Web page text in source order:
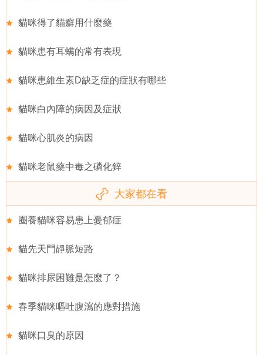
貓咪得了貓癬用什麼藥
貓咪患有耳螨的常有表現
貓咪患維生素D缺乏症的症狀有哪些
貓咪白內障的病因及症狀
貓咪心肌炎的病因
貓咪老鼠藥中毒之磷化鋅
大家都在看
圈養貓咪容易患上憂郁症
貓先天門靜脈短路
貓咪排尿困難是怎麼了？
春季貓咪嘔吐腹瀉的應對措施
貓咪口臭的原因